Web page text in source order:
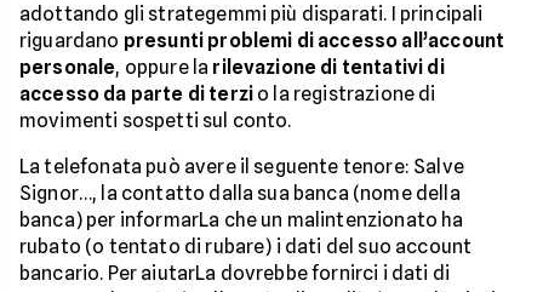
adottando gli strategemmi più disparati. I principali
riguardano presunti problemi di accesso all’account
personale, oppure la rilevazione di tentativi di
accesso da parte di terzi o la registrazione di
movimenti sospetti sul conto.
La telefonata può avere il seguente tenore: Salve
Signor…, la contatto dalla sua banca (nome della
banca) per informarLa che un malintenzionato ha
rubato (o tentato di rubare) i dati del suo account
bancario. Per aiutarLa dovrebbe fornirci i dati di